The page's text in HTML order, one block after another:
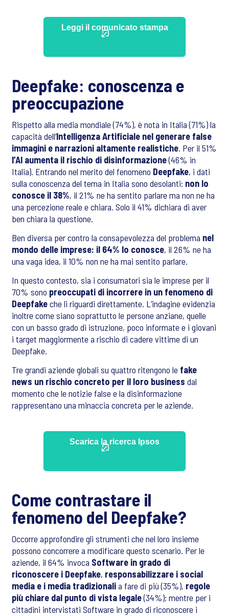
Leggi il comunicato stampa
Deepfake: conoscenza e
preoccupazione
Rispetto alla media mondiale (74%), è nota in Italia (71%) la
capacità dell’Intelligenza Artificiale nel generare false
immagini e narrazioni altamente realistiche. Per il 51%
l’AI aumenta il rischio di disinformazione(46% in
Italia). Entrando nel merito del fenomeno Deepfake, i dati
sulla conoscenza del tema in Italia sono desolanti: non lo
conosce il 38%, il 21% ne ha sentito parlare ma non ne ha
una percezione reale e chiara. Solo il 41% dichiara di aver
ben chiara la questione.
Ben diversa per contro la consapevolezza del problema nel
mondo delle imprese: il 64% lo conosce, il 26% ne ha
una vaga idea, il 10% non ne ha mai sentito parlare.
In questo contesto, sia i consumatori sia le imprese per il
70% sono preoccupati di incorrere in un fenomeno di
Deepfakeche li riguardi direttamente. L’indagine evidenzia
inoltre come siano soprattutto le persone anziane, quelle
con un basso grado di istruzione, poco informate e i giovani
i target maggiormente a rischio di cadere vittime di un
Deepfake.
Tre grandi aziende globali su quattro ritengono le fake
news un rischio concreto per il loro business dal
momento che le notizie false e la disinformazione
rappresentano una minaccia concreta per le aziende.
Scarica la ricerca Ipsos
Come contrastare il
fenomeno del Deepfake?
Occorre approfondire gli strumenti che nel loro insieme
possono concorrere a modificare questo scenario. Per le
aziende, il 64% invoca Software in grado di
riconoscere i Deepfake, responsabilizzare i social
media e i media tradizionalia fare di più (35%), regole
più chiare dal punto di vista legale(34%); mentre per i
cittadini intervistati Software in grado di riconoscere i